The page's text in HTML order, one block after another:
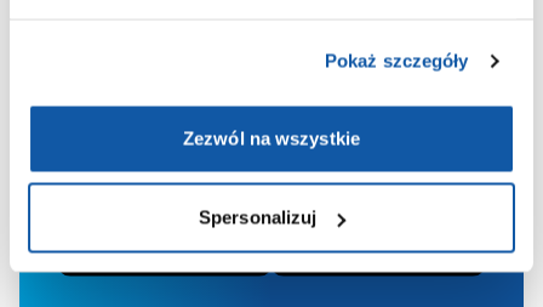
Pokaż szczegóły
Zezwól na wszystkie
Spersonalizuj
Historia medyczna w jednym
Bezpieczeństwo danych dzięki